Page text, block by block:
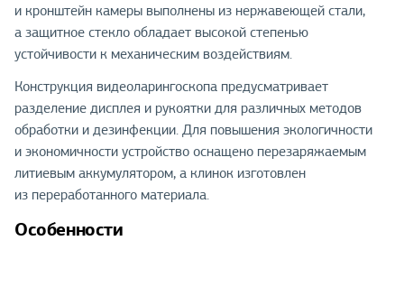
и кронштейн камеры выполнены из нержавеющей стали,
а защитное стекло обладает высокой степенью
устойчивости к механическим воздействиям.
Конструкция видеоларингоскопа предусматривает
разделение дисплея и рукоятки для различных методов
обработки и дезинфекции. Для повышения экологичности
и экономичности устройство оснащено перезаряжаемым
литиевым аккумулятором, а клинок изготовлен
из переработанного материала.
Особенности